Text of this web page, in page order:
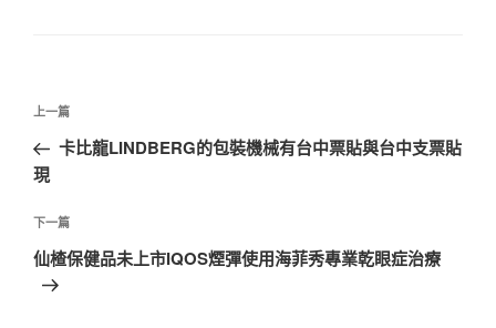
文
導
覽
上
一
篇
章
上一篇
卡比龍LINDBERG的包裝機械有台中票貼與台中支票貼
現
下
一
篇
下一篇
仙楂保健品未上市IQOS煙彈使用海菲秀專業乾眼症治療